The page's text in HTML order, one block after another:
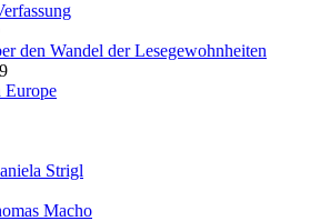
den Wandel der Lesegewohnheiten
Europe
Strigl
Macho